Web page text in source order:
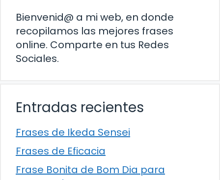
Bienvenid@ a mi web, en donde
recopilamos las mejores frases
online. Comparte en tus Redes
Sociales.
Entradas recientes
Frases de Ikeda Sensei
Frases de Eficacia
Frase Bonita de Bom Dia para